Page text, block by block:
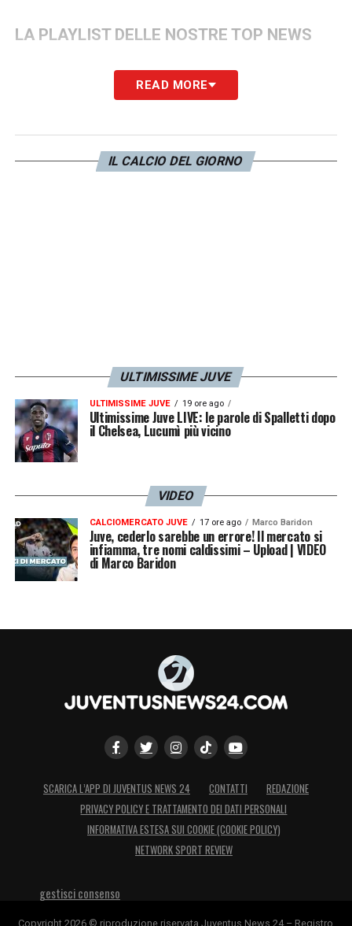
LA PLAYLIST DELLE NOSTRE TOP NEWS
READ MORE
IL CALCIO DEL GIORNO
ULTIMISSIME JUVE
ULTIMISSIME JUVE 19 ore ago
Ultimissime Juve LIVE: le parole di Spalletti dopo
il Chelsea, Lucumì più vicino
VIDEO
CALCIOMERCATO JUVE 17 ore ago Marco Baridon
Juve, cederlo sarebbe un errore! Il mercato si
infiamma, tre nomi caldissimi – Upload | VIDEO
di Marco Baridon
SCARICA L’APP DI JUVENTUS NEWS 24 CONTATTI
REDAZIONE
PRIVACY POLICY E TRATTAMENTO DEI DATI PERSONALI
INFORMATIVA ESTESA SUI COOKIE (COOKIE POLICY)
NETWORK SPORT REVIEW
gestisci consenso
Copyright 2026 © riproduzione riservata Juventus News 24 – Registro